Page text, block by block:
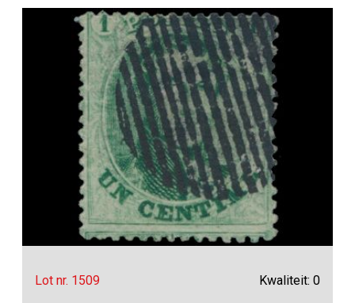
Lot nr. 1509 Kwaliteit: 0